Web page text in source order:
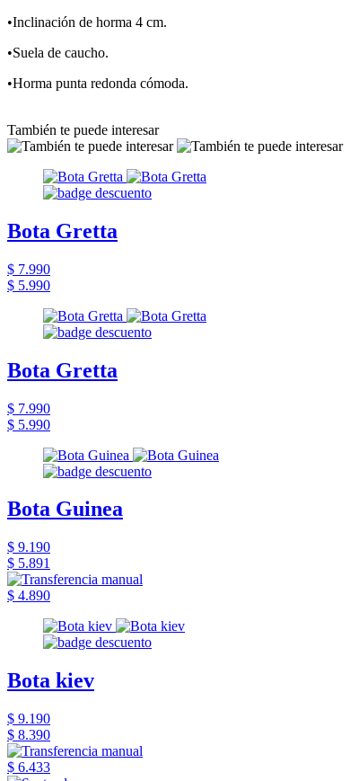
•Inclinación de horma 4 cm.
•Suela de caucho.
•Horma punta redonda cómoda.
También te puede interesar
Bota Gretta
$ 7.990
$ 5.990
Bota Gretta
$ 7.990
$ 5.990
Bota Guinea
$ 9.190
$ 5.891
$ 4.890
Bota kiev
$ 9.190
$ 8.390
$ 6.433